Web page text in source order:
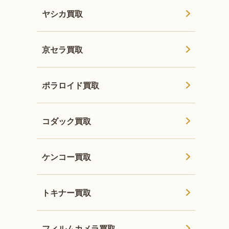
ヤシカ買取
京セラ買取
ポラロイド買取
コダック買取
ケンコー買取
トキナー買取